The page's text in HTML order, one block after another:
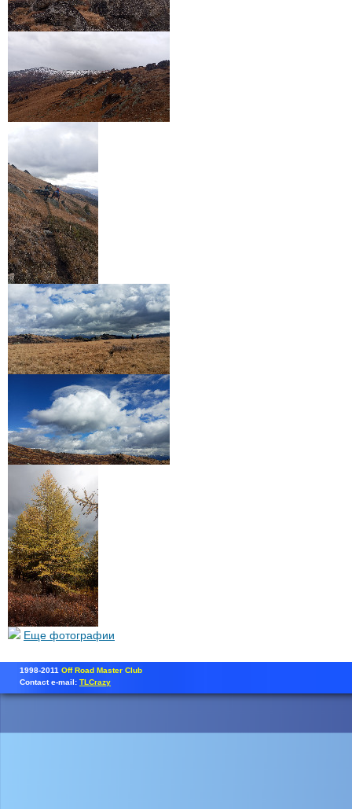
Еще фотографии
1998-2011 Off Road Master Club
Contact e-mail: TLCrazy